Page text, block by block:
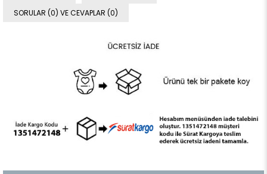
SORULAR (0) VE CEVAPLAR (0)